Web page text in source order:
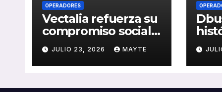
OPERADORES
Vectalia refuerza su
compromiso social y
medioambiental
con la publicación
de su Memoria de
JULIO 23, 2026 MAYTE
del